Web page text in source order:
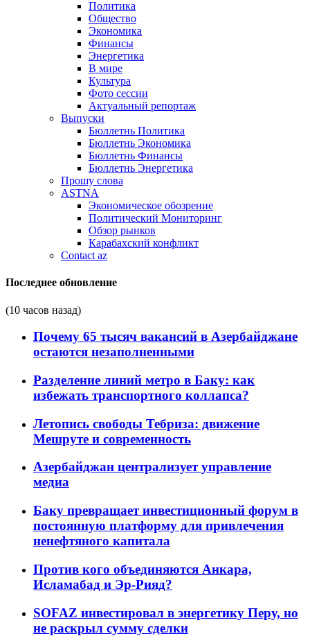
Политика
Общество
Экономика
Финансы
Энергетика
В мире
Культура
Фото сессии
Актуальный репортаж
Выпуски
Бюллетнь Политика
Бюллетнь Экономика
Бюллетнь Финансы
Бюллетнь Энергетика
Прошу слова
ASTNA
Экономическое обозрение
Политический Мониторинг
Обзор рынков
Карабахский конфликт
Contact az
Последнее обновление
(10 часов назад)
Почему 65 тысяч вакансий в Азербайджане
остаются незаполненными
Разделение линий метро в Баку: как
избежать транспортного коллапса?
Летопись свободы Тебриза: движение
Мешруте и современность
Азербайджан централизует управление
медиа
Баку превращает инвестиционный форум в
постоянную платформу для привлечения
ненефтяного капитала
Против кого объединяются Анкара,
Исламабад и Эр-Рияд?
SOFAZ инвестировал в энергетику Перу, но
не раскрыл сумму сделки